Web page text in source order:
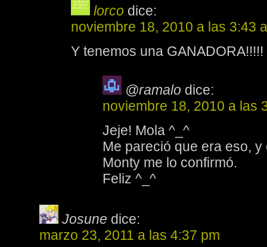
lorco dice:
noviembre 18, 2010 a las 3:43
Y tenemos una GANADORA!!!!!
@ramalo dice:
noviembre 18, 2010 a las
Jeje! Mola ^_^
Me pareció que era eso,
Monty me lo confirmó.
Feliz ^_^
Josune dice:
marzo 23, 2011 a las 4:37 pm